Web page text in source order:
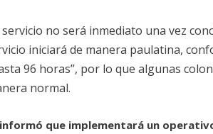
no será inmediato una vez
iniciará de manera paulatina,
96 horas”, por lo que algunas
normal.
que implementará un